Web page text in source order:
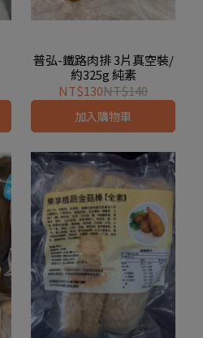
普弘-鐵路肉排 3片真空裝/
約325g 純素
NT$130NT$140
加入購物車